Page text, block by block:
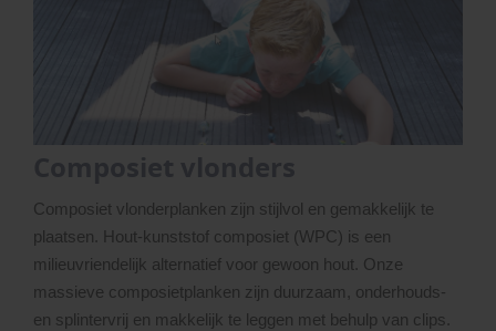
Composiet vlonderplanken zijn stijlvol en gemakkelijk te
plaatsen. Hout-kunststof composiet (WPC) is een
milieuvriendelijk alternatief voor gewoon hout. Onze
massieve composietplanken zijn duurzaam, onderhouds-
en splintervrij en makkelijk te leggen met behulp van clips.